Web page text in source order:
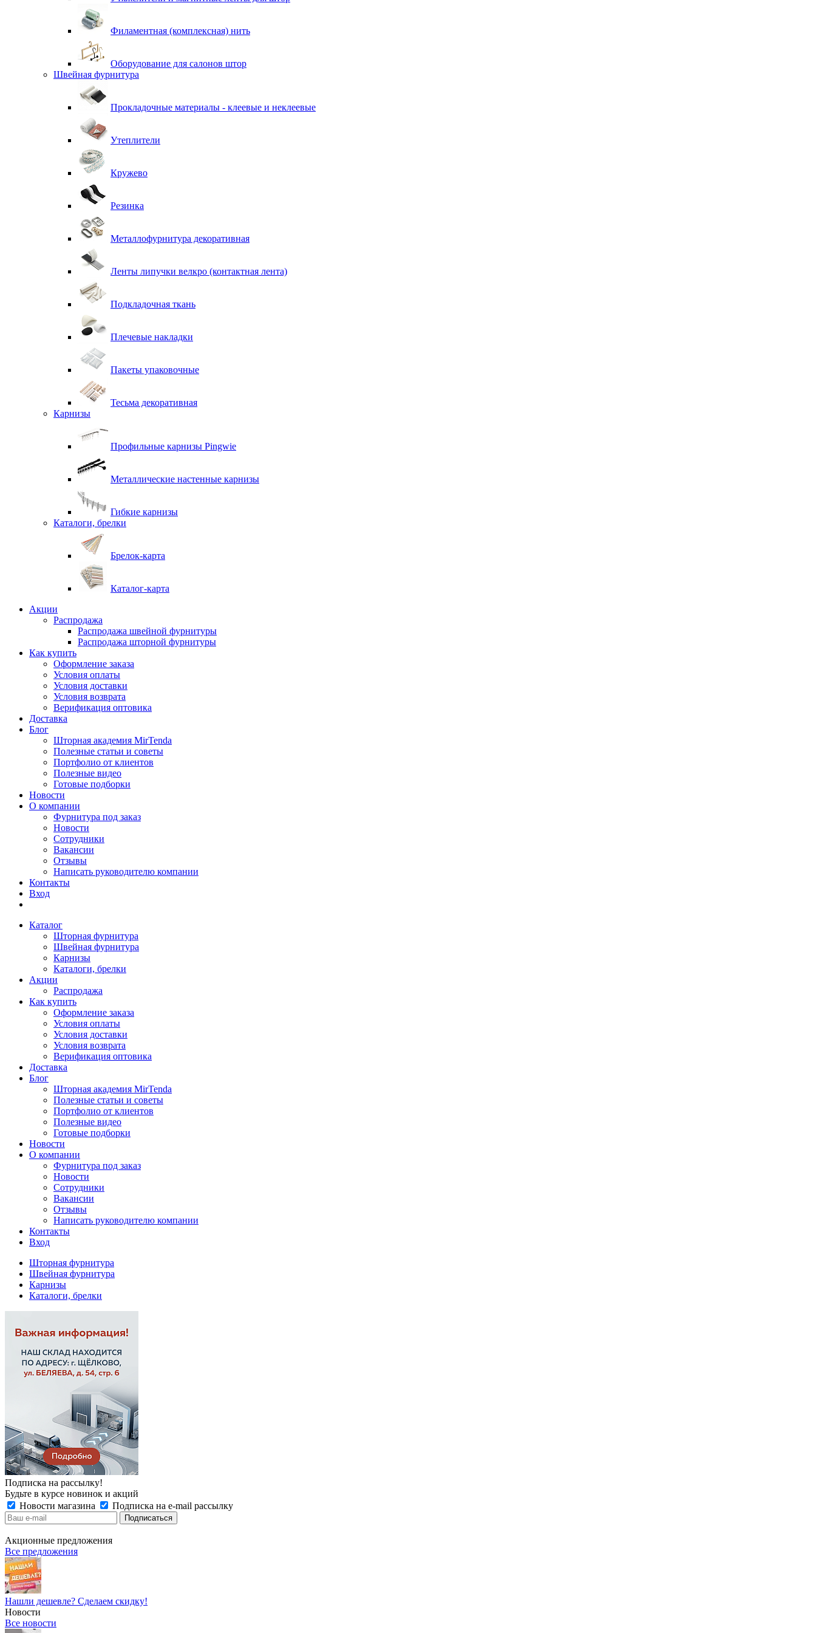
Филаментная (комплексная) нить
Оборудование для салонов штор
Швейная фурнитура
Прокладочные материалы - клеевые и неклеевые
Утеплители
Кружево
Резинка
Металлофурнитура декоративная
Ленты липучки велкро (контактная лента)
Подкладочная ткань
Плечевые накладки
Пакеты упаковочные
Тесьма декоративная
Карнизы
Профильные карнизы Pingwie
Металлические настенные карнизы
Гибкие карнизы
Каталоги, брелки
Брелок-карта
Каталог-карта
Акции
Распродажа
Распродажа швейной фурнитуры
Распродажа шторной фурнитуры
Как купить
Оформление заказа
Условия оплаты
Условия доставки
Условия возврата
Верификация оптовика
Доставка
Блог
Шторная академия MirTenda
Полезные статьи и советы
Портфолио от клиентов
Полезные видео
Готовые подборки
Новости
О компании
Фурнитура под заказ
Новости
Сотрудники
Вакансии
Отзывы
Написать руководителю компании
Контакты
Вход
Каталог
Шторная фурнитура
Швейная фурнитура
Карнизы
Каталоги, брелки
Акции
Распродажа
Как купить
Оформление заказа
Условия оплаты
Условия доставки
Условия возврата
Верификация оптовика
Доставка
Блог
Шторная академия MirTenda
Полезные статьи и советы
Портфолио от клиентов
Полезные видео
Готовые подборки
Новости
О компании
Фурнитура под заказ
Новости
Сотрудники
Вакансии
Отзывы
Написать руководителю компании
Контакты
Вход
Шторная фурнитура
Швейная фурнитура
Карнизы
Каталоги, брелки
Подписка на рассылку!
Будьте в курсе новинок и акций
Новости магазина
Подписка на e-mail рассылку
Акционные предложения
Все предложения
Нашли дешевле? Сделаем скидку!
Новости
Все новости